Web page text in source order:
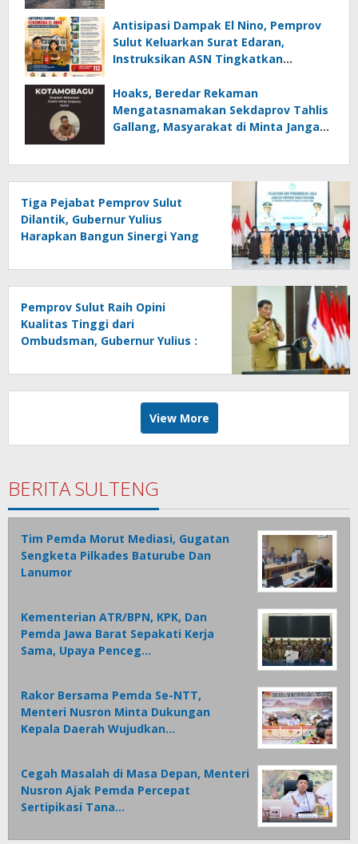
Antisipasi Dampak El Nino, Pemprov
Sulut Keluarkan Surat Edaran,
Instruksikan ASN Tingkatkan
Hoaks, Beredar Rekaman
Mengatasnamakan Sekdaprov Tahlis
Gallang, Masyarakat di Minta Jangan
Tiga Pejabat Pemprov Sulut
Dilantik, Gubernur Yulius
Harapkan Bangun Sinergi Yang
Pemprov Sulut Raih Opini
Kualitas Tinggi dari
Ombudsman, Gubernur Yulius :
Tolak Ukur Pemerintah
View More
BERITA SULTENG
Tim Pemda Morut Mediasi, Gugatan
Sengketa Pilkades Baturube Dan
Lanumor
Kementerian ATR/BPN, KPK, Dan
Pemda Jawa Barat Sepakati Kerja
Sama, Upaya Penceg…
Rakor Bersama Pemda Se-NTT,
Menteri Nusron Minta Dukungan
Kepala Daerah Wujudkan…
Cegah Masalah di Masa Depan, Menteri
Nusron Ajak Pemda Percepat
Sertipikasi Tana…